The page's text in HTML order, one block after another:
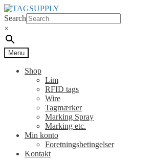
Spring
til
navigation
Spring
til
indhold
Search
×
Menu
Shop
Lim
RFID tags
Wire
Tagmærker
Marking Spray
Marking etc.
Min konto
Foretningsbetingelser
Kontakt